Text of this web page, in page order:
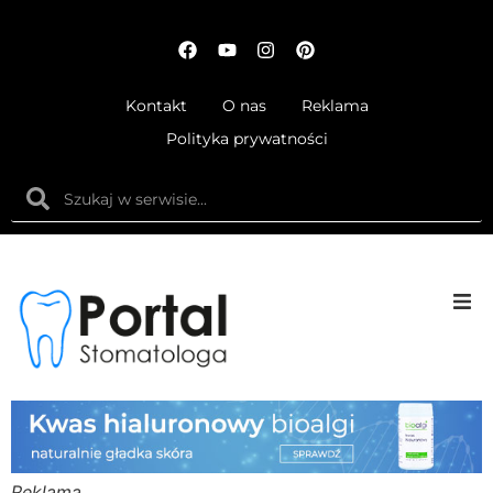
Kontakt O nas
Reklama
Polityka prywatności